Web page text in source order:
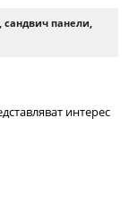
сандвич панели,
интерес